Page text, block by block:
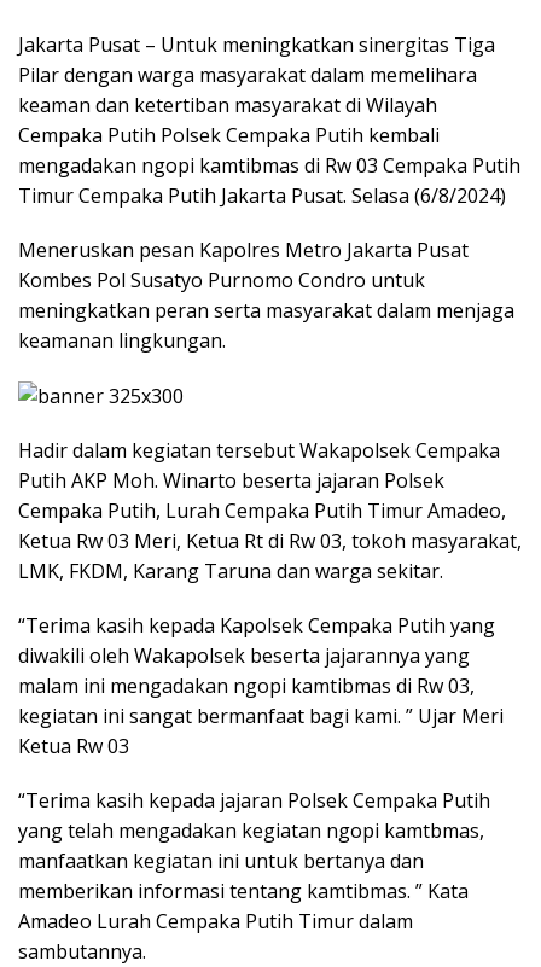
Jakarta Pusat – Untuk meningkatkan sinergitas Tiga
Pilar dengan warga masyarakat dalam memelihara
keaman dan ketertiban masyarakat di Wilayah
Cempaka Putih Polsek Cempaka Putih kembali
mengadakan ngopi kamtibmas di Rw 03 Cempaka Putih
Timur Cempaka Putih Jakarta Pusat. Selasa (6/8/2024)
Meneruskan pesan Kapolres Metro Jakarta Pusat
Kombes Pol Susatyo Purnomo Condro untuk
meningkatkan peran serta masyarakat dalam menjaga
keamanan lingkungan.
Hadir dalam kegiatan tersebut Wakapolsek Cempaka
Putih AKP Moh. Winarto beserta jajaran Polsek
Cempaka Putih, Lurah Cempaka Putih Timur Amadeo,
Ketua Rw 03 Meri, Ketua Rt di Rw 03, tokoh masyarakat,
LMK, FKDM, Karang Taruna dan warga sekitar.
“Terima kasih kepada Kapolsek Cempaka Putih yang
diwakili oleh Wakapolsek beserta jajarannya yang
malam ini mengadakan ngopi kamtibmas di Rw 03,
kegiatan ini sangat bermanfaat bagi kami. ” Ujar Meri
Ketua Rw 03
“Terima kasih kepada jajaran Polsek Cempaka Putih
yang telah mengadakan kegiatan ngopi kamtbmas,
manfaatkan kegiatan ini untuk bertanya dan
memberikan informasi tentang kamtibmas. ” Kata
Amadeo Lurah Cempaka Putih Timur dalam
sambutannya.